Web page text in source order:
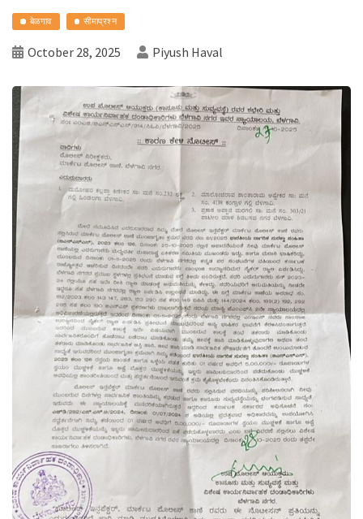
बेळगाव सीमाप्रश्न
October 28, 2025 Piyush Haval